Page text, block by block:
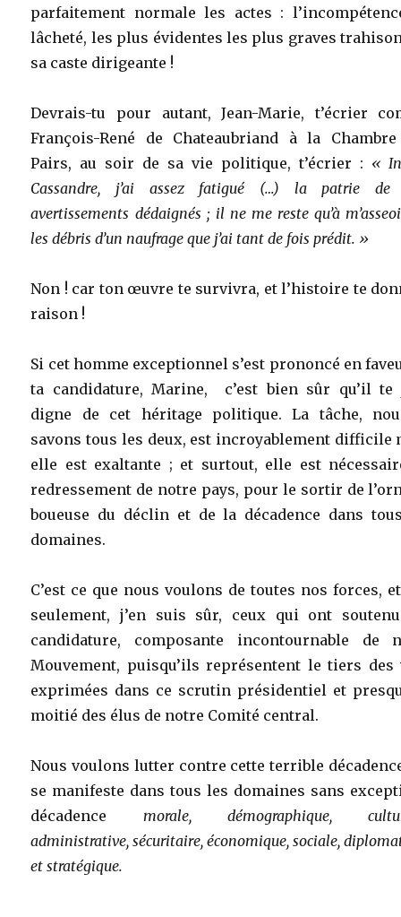
parfaitement normale les actes :
lâcheté, les plus évidentes les plus graves
sa caste dirigeante !
Devrais-tu pour autant, Jean-Marie, t’écrier
François-René de Chateaubriand à la
Pairs, au soir de sa vie politique, t’écrier : «
Cassandre, j’ai assez fatigué (…) la patrie de
avertissements dédaignés ; il ne me reste qu’à
les débris d’un naufrage que j’ai tant de fois prédit. »
Non ! car ton œuvre te survivra, et l’histoire te
raison !
Si cet homme exceptionnel s’est prononcé en
ta candidature, Marine, c’est bien sûr qu’il te
digne de cet héritage politique. La tâche,
savons tous les deux, est incroyablement difficile
elle est exaltante ; et surtout, elle est
redressement de notre pays, pour le sortir de
boueuse du déclin et de la décadence dans
domaines.
C’est ce que nous voulons de toutes nos forces,
seulement, j’en suis sûr, ceux qui ont
candidature, composante incontournable de
Mouvement, puisqu’ils représentent le tiers des
exprimées dans ce scrutin présidentiel et
moitié des élus de notre Comité central.
Nous voulons lutter contre cette terrible
se manifeste dans tous les domaines sans
décadence morale, démographique,
administrative, sécuritaire, économique, sociale,
et stratégique.